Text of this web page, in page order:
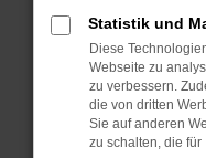
Probleme zu
Stelle sicher,
sind.
Veraltete
Statistik und
Diese
Webseite zu
zu verbessern.
die von dritten
Sie auf anderen
zu schalten, die